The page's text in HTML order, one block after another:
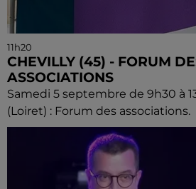
11h20
CHEVILLY (45) - FORUM
ASSOCIATIONS
Samedi 5 septembre de 9h30 à
(Loiret) : Forum des associations.